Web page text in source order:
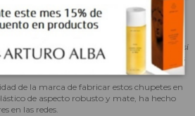
en Dinamarca muchas décadas, y
caucho en forma redonda (la tetina
los chupetes antes de que se patentase la
favorita en los mercados nórdicos (no así
por ejemplo, preferimos la simétrica y las
y patentadas a posteriori).
de la marca de fabricar estos chupetes en
de aspecto robusto y mate, ha hecho
en las redes.